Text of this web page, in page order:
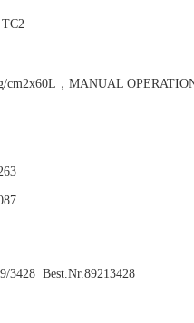
，MANUAL
3428 Best.Nr.89213428